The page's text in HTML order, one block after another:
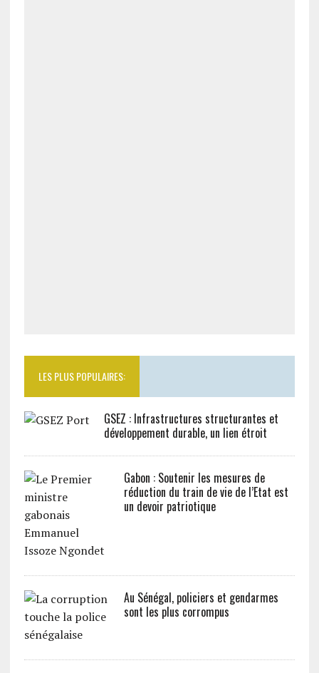
LES PLUS POPULAIRES:
GSEZ : Infrastructures structurantes et
développement durable, un lien étroit
Gabon : Soutenir les mesures de
réduction du train de vie de l’Etat est
un devoir patriotique
Au Sénégal, policiers et gendarmes
sont les plus corrompus